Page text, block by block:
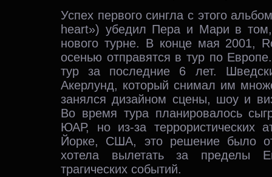
Успех первого сингла с этого
heart») убедил Пера и Мари в
нового турне. В конце мая 2001,
осенью отправятся в тур по
тур за последние 6 лет.
Акерлунд, который снимал им
занялся дизайном сцены, шоу и
Во время тура планировалось
ЮАР, но из-за
Йорке, США, это решение было
хотела вылетать за пределы
трагических событий.